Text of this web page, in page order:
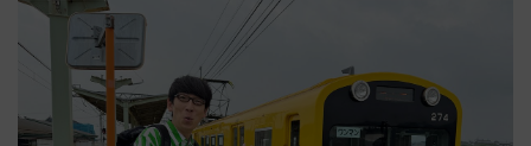
潟・長野・庄内へ
ー！ 注目の編成やデザインまと